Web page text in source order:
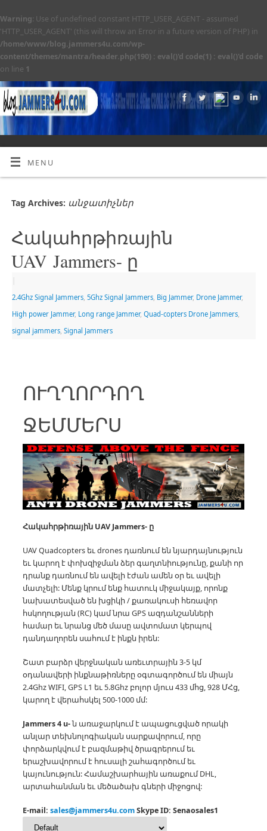
Warning: Use of undefined constant HTTP_USER_AGENT - assumed
'HTTP_USER_AGENT' (this will throw an Error in a future version of PHP) in
/home/www/blog.jammers4u.com/wp-
content/themes/mantra/header.php(190) : eval()'d code(1) : eval()'d code
on line 1
MENU
Tag Archives: անջատիչներ
Հակահրթիռային
UAV Jammers- ը
2.4Ghz Signal Jammers, 5Ghz Signal Jammers, Big Jammer, Drone Jammer,
High power Jammer, Long range Jammer, Quad-copters Drone Jammers,
signal jammers, Signal Jammers
ՈՒՂՂՈՐԴՈՂ
ՋԵՄՄԵՐՍ
Հակահրթիռային UAVJammers- ը
UAV Quadcopters եւ drones դառնում են նյարդայնություն
եւ կարող է փոխզիջման ձեր գաղտնիությունը, քանի որ
դրանք դառնում են ավելի էժան ամեն օր եւ ավելի
մատչելի: Մենք կրում ենք հատուկ միջակայք, որոնք
նախատեսված են խցիկի / քառակուսի հեռավոր
հսկողության (RC) կամ նրա GPS ազդանշանների
համար եւ նրանց մեծ մասը ավտոմատ կերպով
դանդաղորեն սահում է ինքն իրեն:
Շատ բարձր վերջնական առեւտրային 3-5 կմ
օդանավերի ինքնաթիռները օգտագործում են միայն
2.4Ghz WIFI, GPS L1 եւ 5.8Ghz բոլոր մյուս 433 մհց, 928 ՄՀց,
կարող է վերահսկել 500-1000 մմ:
Jammers 4 u-ն առաջարկում է ապացուցված որակի
անլար տեխնոլոգիական սարքավորում, որը
փորձարկվում է բազմաթիվ ծրագրերում եւ
երաշխավորում է հուսալի շահագործում եւ
կայունություն:Համաշխարհային առաքում DHL,
արտահանման եւ մեծածախ գների միջոցով:
E-mail: sales@jammers4u.comSkype ID: Senaosales1